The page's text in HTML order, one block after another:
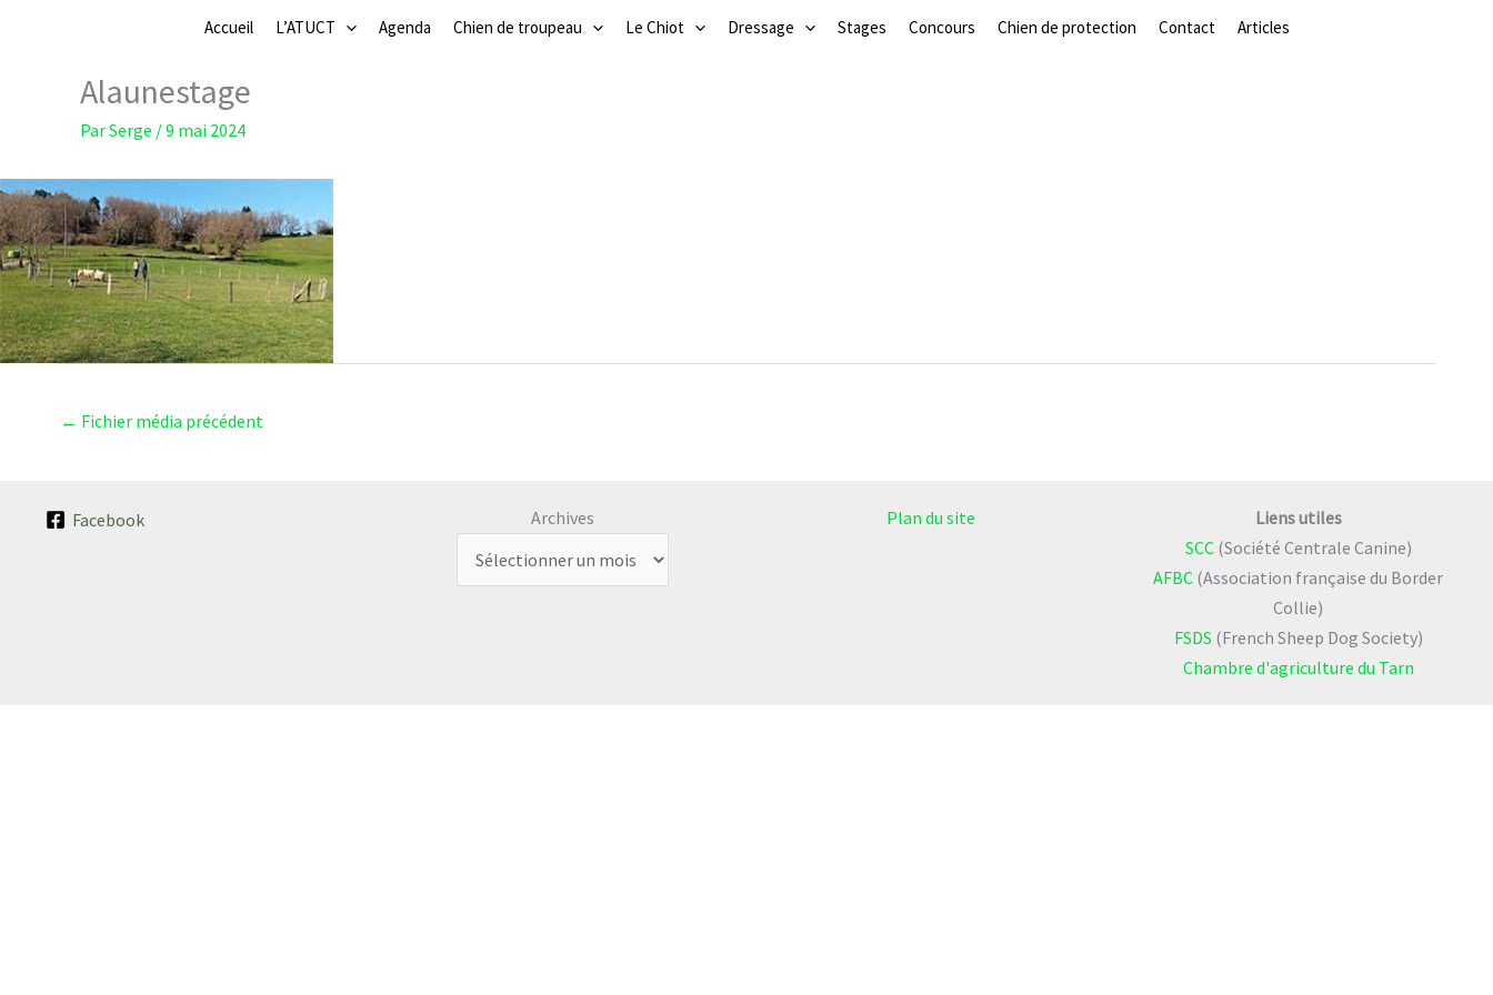
Accueil L’ATUCT Agenda Chien de troupeau Le Chiot Dressage Stages Concours Chien de protection Contact Articles
Alaunestage
ParSerge /9 mai 2024
← Fichier média précédent
Facebook Archives Plan du site
Liens utiles
SCC(Société Centrale Canine)
AFBC (Association française du Border
Collie)
FSDS (French Sheep Dog Society)
Chambre d'agriculture du Tarn